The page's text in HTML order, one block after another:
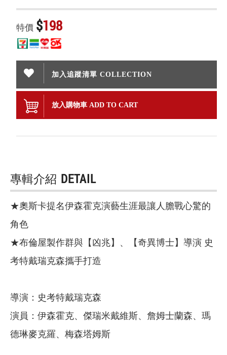
特價 $198
加入追蹤清單 COLLECTION
放入購物車 ADD TO CART
專輯介紹 DETAIL
★奧斯卡提名伊森霍克演藝生涯最讓人膽戰心驚的
角色
★布倫屋製作群與【凶兆】、【奇異博士】導演 史
考特戴瑞克森攜手打造
導演：史考特戴瑞克森
演員：伊森霍克、傑瑞米戴維斯、詹姆士蘭森、瑪
德琳麥克羅、梅森塔姆斯